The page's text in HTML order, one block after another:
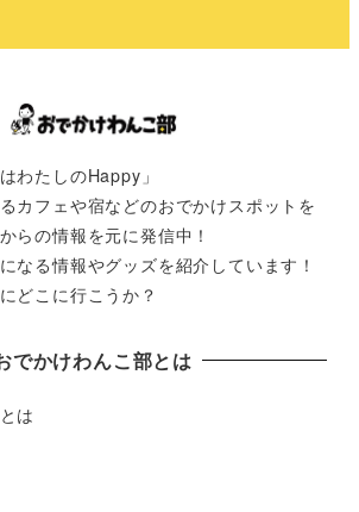
わたしのHappy」
カフェや宿などのおでかけスポットを
らの情報を元に発信中！
なる情報やグッズを紹介しています！
どこに行こうか？
でかけわんこ部とは
は